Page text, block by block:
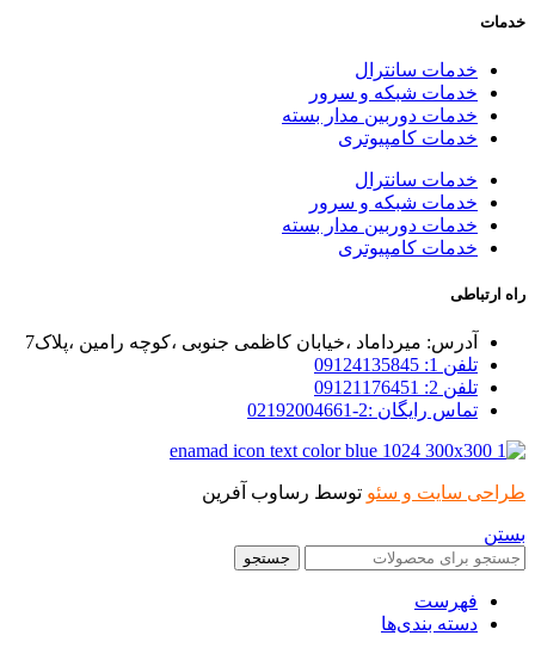
خدمات
خدمات سانترال
خدمات شبکه و سرور
خدمات دوربین مدار بسته
خدمات کامپیوتری
خدمات سانترال
خدمات شبکه و سرور
خدمات دوربین مدار بسته
خدمات کامپیوتری
راه ارتباطی
آدرس: میرداماد ،خیابان کاظمی جنوبی ،کوچه رامین ،پلاک7
تلفن 1: 09124135845
تلفن 2: 09121176451
تماس رایگان :2-02192004661
طراحی سایت و سئو توسط رساوب آفرین
بستن
جستجو
فهرست
دسته بندی‌ها